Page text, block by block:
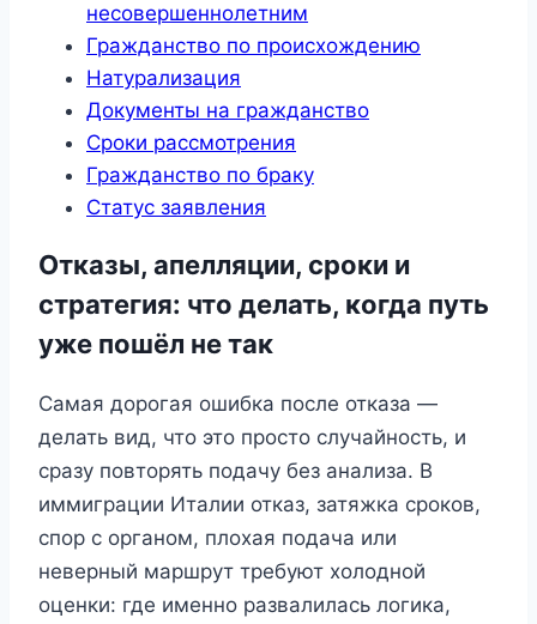
несовершеннолетним
Гражданство по происхождению
Натурализация
Документы на гражданство
Сроки рассмотрения
Гражданство по браку
Статус заявления
Отказы, апелляции, сроки и
стратегия: что делать, когда путь
уже пошёл не так
Самая дорогая ошибка после отказа —
делать вид, что это просто случайность, и
сразу повторять подачу без анализа. В
иммиграции Италии отказ, затяжка сроков,
спор с органом, плохая подача или
неверный маршрут требуют холодной
оценки: где именно развалилась логика,